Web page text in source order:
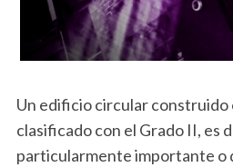
Un edificio circular
clasificado con el Grado II, es
particularmente importante o